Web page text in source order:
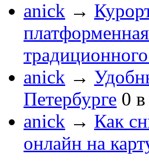
anick →
anick →
Петербурге 0 в
anick → Как
онлайн на